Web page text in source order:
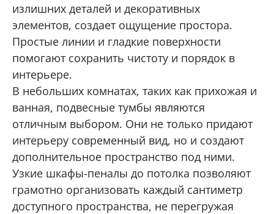
излишних деталей и декоративных
элементов, создает ощущение простора.
Простые линии и гладкие поверхности
помогают сохранить чистоту и порядок в
интерьере.
В небольших комнатах, таких как прихожая и
ванная, подвесные тумбы являются
отличным выбором. Они не только придают
интерьеру современный вид, но и создают
дополнительное пространство под ними.
Узкие шкафы-пеналы до потолка позволяют
грамотно организовать каждый сантиметр
доступного пространства, не перегружая